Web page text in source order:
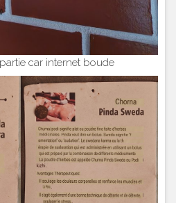
car internet boude